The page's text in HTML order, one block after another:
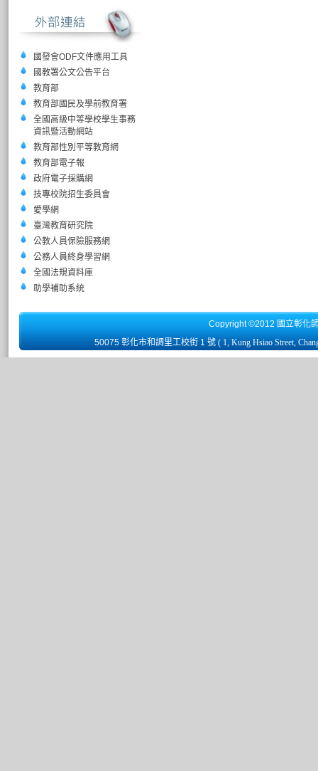
國發會ODF文件應用工具
國教署公文公告平台
教育部
教育部國民及學前教育署
全國高級中等學校學生事務
資訊暨活動網站
教育部性別平等教育網
教育部電子報
政府電子採購網
技專校院招生委員會
愛學網
臺灣教育研究院
公教人員保險服務網
公務人員終身學習網
全國法規資料庫
助學補助系統
Copyright ©2012 國立彰化
50075 彰化市和調里工校街 1 號 ( 1, Kung Hsiao Street,